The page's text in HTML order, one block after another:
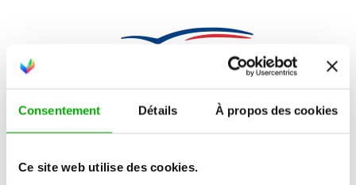
Consentement Détails À propos des cookies
Ce site web utilise des cookies.